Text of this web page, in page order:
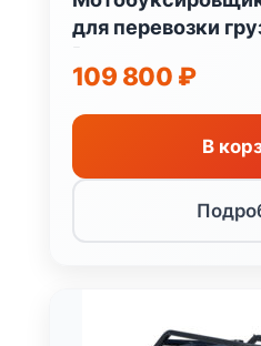
для перевозки
109 800 ₽
В